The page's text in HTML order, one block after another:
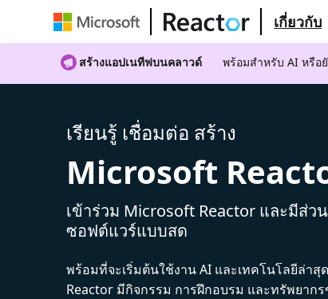
เกี่ยวกับ
สร้างแอปเนทีฟบนคลาวด์ พร้อมสําหรับ AI หรือ
เรียนรู้ เชื่อมต่อ สร้าง
Microsoft
เข้าร่วม Microsoft Reactor และมีส่
ซอฟต์แวร์แบบสด
พร้อมที่จะเริ่มต้นใช้งาน AI และเทคโนโลยีล่า
Reactor มีกิจกรรม การฝึกอบรม และทรัพยาก